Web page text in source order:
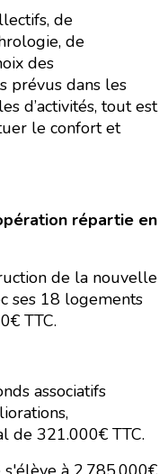
de
de
des
prévus dans les
d’activités, tout est
le confort et
répartie en
de la nouvelle
ses 18 logements
TTC.
associatifs
de 321.000€ TTC.